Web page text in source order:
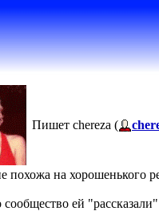
Пишет chereza (
похожа на хорошенького
ей